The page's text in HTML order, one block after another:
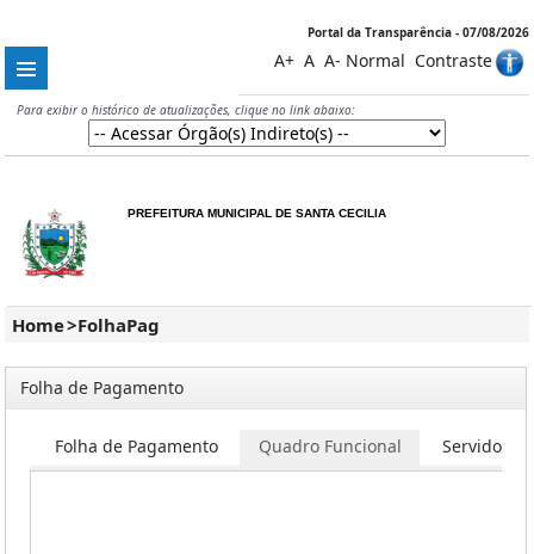
Portal da Transparência - 07/08/2026
A+ A A- Normal Contraste
Para exibir o histórico de atualizações, clique no link abaixo:
PREFEITURA MUNICIPAL DE SANTA CECILIA
Home>FolhaPag
Folha de Pagamento
Folha de Pagamento Quadro Funcional Servidores